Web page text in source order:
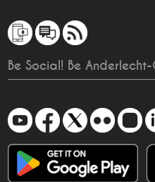
Be Social! Be Anderlecht-